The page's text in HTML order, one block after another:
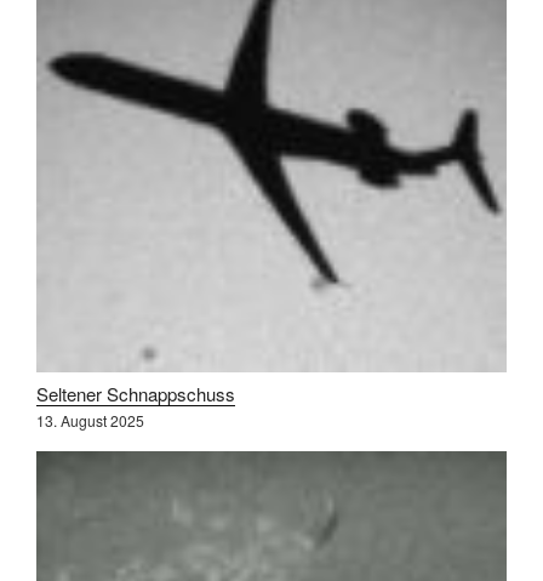
Seltener Schnappschuss
13. August 2025